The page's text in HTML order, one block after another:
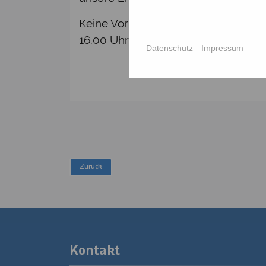
Keine Vorkenntnisse notwendig!
16.00 Uhr TEILNAHMEBEITRAG: €
Kontakt
Datenschutz Impressum